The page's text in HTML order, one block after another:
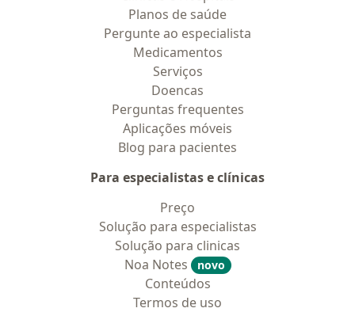
Planos de saúde
Pergunte ao especialista
Medicamentos
Serviços
Doencas
Perguntas frequentes
Aplicações móveis
Blog para pacientes
Para especialistas e clínicas
Preço
Solução para especialistas
Solução para clinicas
Noa Notes
novo
Conteúdos
Termos de uso